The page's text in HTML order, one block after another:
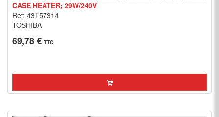
CASE HEATER; 29W/240V
Ref: 43T57314
TOSHIBA
69,78 € TTC